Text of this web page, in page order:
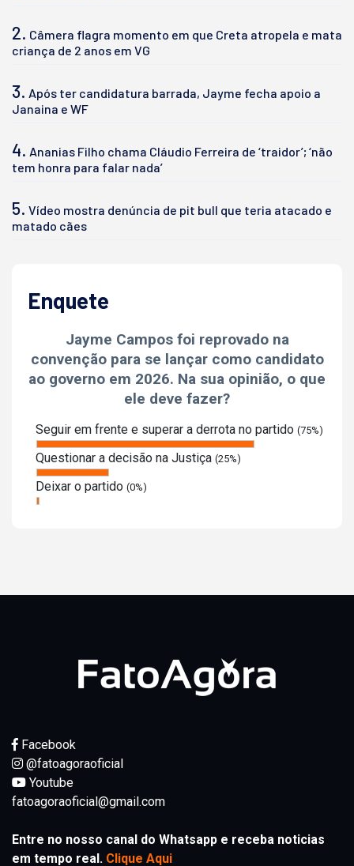
2. Câmera flagra momento em que Creta atropela e mata
criança de 2 anos em VG
3. Após ter candidatura barrada, Jayme fecha apoio a
Janaina e WF
4. Ananias Filho chama Cláudio Ferreira de ‘traidor’; ‘não
tem honra para falar nada’
5. Vídeo mostra denúncia de pit bull que teria atacado e
matado cães
Enquete
Jayme Campos foi reprovado na
convenção para se lançar como candidato
ao governo em 2026. Na sua opinião, o que
ele deve fazer?
Seguir em frente e superar a derrota no partido (75%)
Questionar a decisão na Justiça (25%)
Deixar o partido (0%)
Facebook
@fatoagoraoficial
Youtube
fatoagoraoficial@gmail.com
Entre no nosso canal do Whatsapp e receba noticias
em tempo real. Clique Aqui